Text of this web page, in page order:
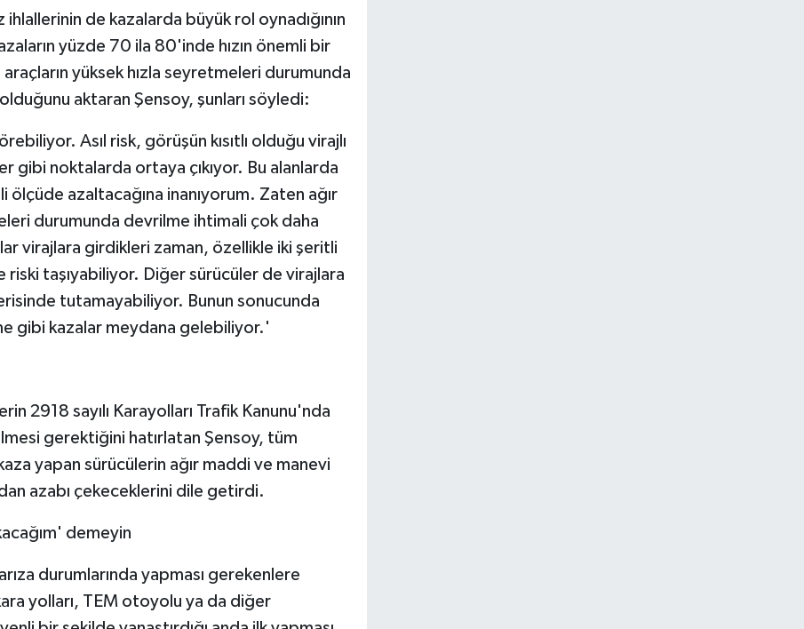
ihlallerinin de kazalarda büyük rol oynadığının
yüzde 70 ila 80'inde hızın önemli bir
yüksek hızla seyretmeleri durumunda
aktaran Şensoy, şunları söyledi:
Asıl risk, görüşün kısıtlı olduğu virajlı
gibi noktalarda ortaya çıkıyor. Bu alanlarda
ölçüde azaltacağına inanıyorum. Zaten ağır
durumunda devrilme ihtimali çok daha
virajlara girdikleri zaman, özellikle iki şeritli
taşıyabiliyor. Diğer sürücüler de virajlara
tutamayabiliyor. Bunun sonucunda
gibi kazalar meydana gelebiliyor.'
2918 sayılı Karayolları Trafik Kanunu'nda
gerektiğini hatırlatan Şensoy, tüm
yapan sürücülerin ağır maddi ve manevi
azabı çekeceklerini dile getirdi.
demeyin
durumlarında yapması gerekenlere
yolları, TEM otoyolu ya da diğer